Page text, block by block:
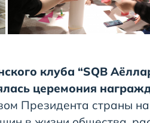
клуба “SQB
церемония
Президента страны